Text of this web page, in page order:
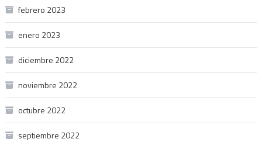
febrero 2023
enero 2023
diciembre 2022
noviembre 2022
octubre 2022
septiembre 2022